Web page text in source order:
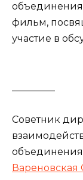
фильм,
участие в
Советник